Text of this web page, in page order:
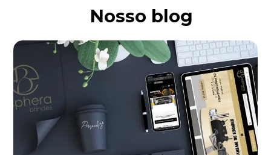
Nosso blog